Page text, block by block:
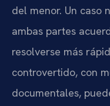
del menor. Un caso
ambas partes
resolverse más
controvertido, con
documentales,